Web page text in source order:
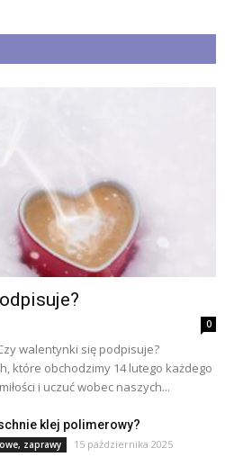
0
walentynki się podpisuje?
które obchodzimy 14 lutego każdego
i uczuć wobec naszych...
klej polimerowy?
zaprawy 15 października 2025